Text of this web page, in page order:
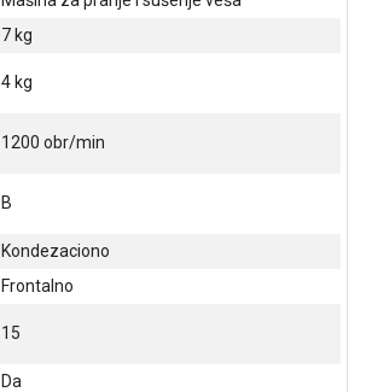
7 kg
4 kg
1200 obr/min
B
Kondezaciono
Frontalno
15
Da